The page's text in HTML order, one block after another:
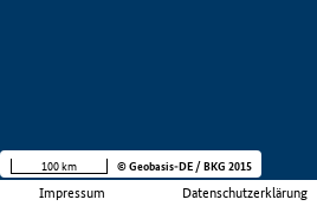
Impressum Datenschutzerklärung
100 km © Geobasis-DE / BKG 2015